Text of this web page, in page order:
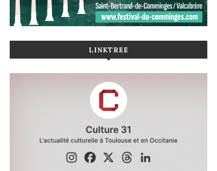
LINKTREE